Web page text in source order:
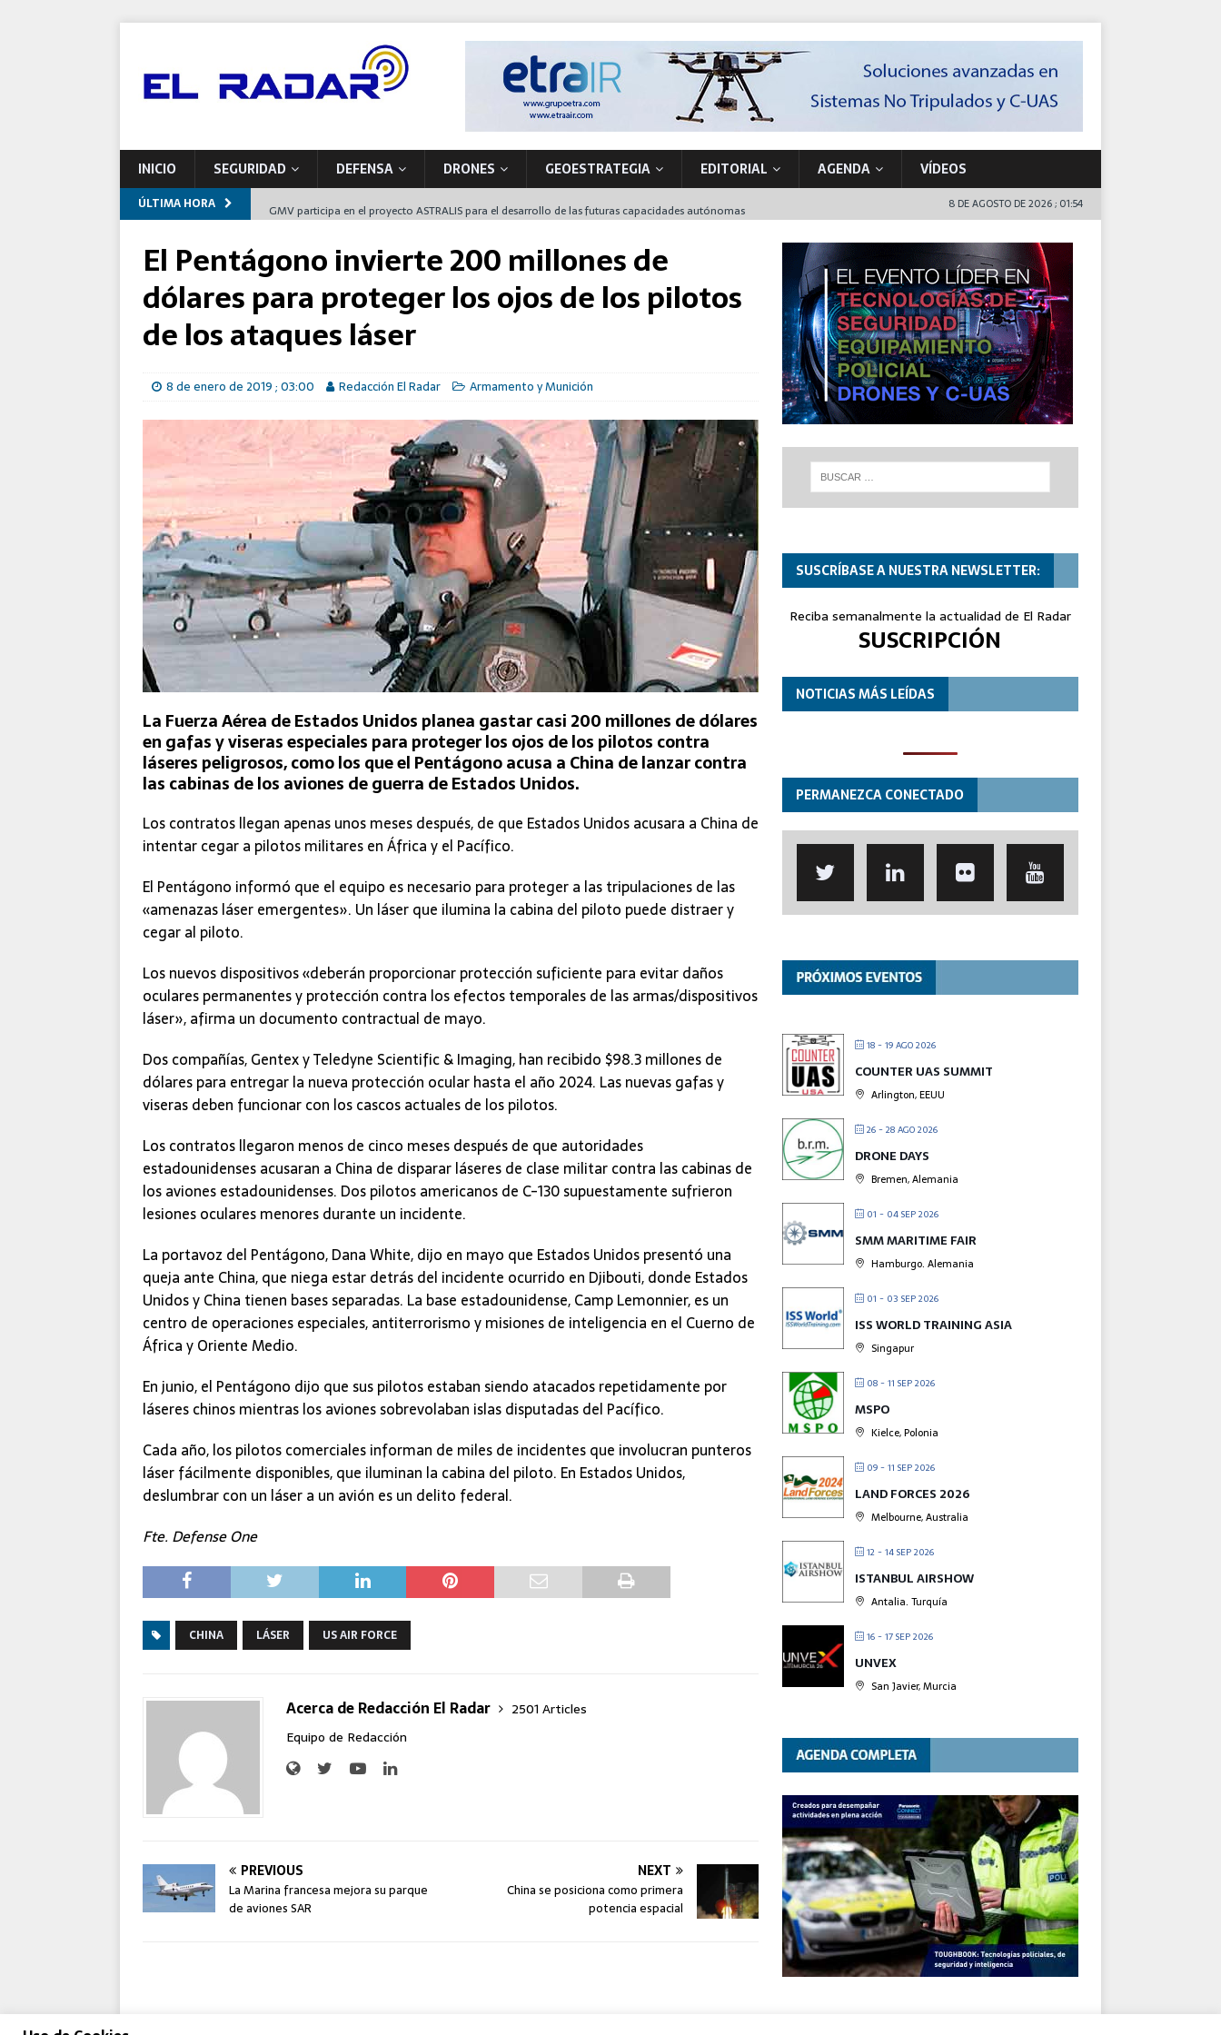
INICIO SEGURIDAD DEFENSA DRONES GEOESTRATEGIA EDITORIAL AGENDA VÍDEOS
ÚLTIMA HORA
GMV participa en el proyecto ASTRALIS para el desarrollo de las futuras capacidades autónomas
Indra impulsa una nueva planta de producción de vehículos militares en A Coruña
Airbus entrega a Francia el primer NH90 para operaciones especiales que también funcionará en
España
programas de modernización
El Destacamento Aéreo Táctico ‘Paznic’ asume el liderazgo en la misión de Policía Aérea
Reforzada de la OTAN
8 DE AGOSTO DE 2026 ; 01:54
El Pentágono invierte 200 millones de
dólares para proteger los ojos de los pilotos
de los ataques láser
8 de enero de 2019 ; 03:00 Redacción El Radar Armamento y Munición
La Fuerza Aérea de Estados Unidos planea gastar casi 200 millones de dólares
en gafas y viseras especiales para proteger los ojos de los pilotos contra
láseres peligrosos, como los que el Pentágono acusa a China de lanzar contra
las cabinas de los aviones de guerra de Estados Unidos.
Los contratos llegan apenas unos meses después, de que Estados Unidos acusara a China de
intentar cegar a pilotos militares en África y el Pacífico.
El Pentágono informó que el equipo es necesario para proteger a las tripulaciones de las
«amenazas láser emergentes». Un láser que ilumina la cabina del piloto puede distraer y
cegar al piloto.
Los nuevos dispositivos «deberán proporcionar protección suficiente para evitar daños
oculares permanentes y protección contra los efectos temporales de las armas/dispositivos
láser», afirma un documento contractual de mayo.
Dos compañías, Gentex y Teledyne Scientific & Imaging, han recibido $98.3 millones de
dólares para entregar la nueva protección ocular hasta el año 2024. Las nuevas gafas y
viseras deben funcionar con los cascos actuales de los pilotos.
Los contratos llegaron menos de cinco meses después de que autoridades
estadounidenses acusaran a China de disparar láseres de clase militar contra las cabinas de
los aviones estadounidenses. Dos pilotos americanos de C-130 supuestamente sufrieron
lesiones oculares menores durante un incidente.
La portavoz del Pentágono, Dana White, dijo en mayo que Estados Unidos presentó una
queja ante China, que niega estar detrás del incidente ocurrido en Djibouti, donde Estados
Unidos y China tienen bases separadas. La base estadounidense, Camp Lemonnier, es un
centro de operaciones especiales, antiterrorismo y misiones de inteligencia en el Cuerno de
África y Oriente Medio.
En junio, el Pentágono dijo que sus pilotos estaban siendo atacados repetidamente por
láseres chinos mientras los aviones sobrevolaban islas disputadas del Pacífico.
Cada año, los pilotos comerciales informan de miles de incidentes que involucran punteros
láser fácilmente disponibles, que iluminan la cabina del piloto. En Estados Unidos,
deslumbrar con un láser a un avión es un delito federal.
Fte. Defense One
CHINA LÁSER US AIR FORCE
Acerca de Redacción El Radar
2501 Articles
Equipo de Redacción
PREVIOUS
La Marina francesa mejora su parque
de aviones SAR
NEXT
China se posiciona como primera
potencia espacial
SUSCRÍBASE A NUESTRA NEWSLETTER:
Reciba semanalmente la actualidad de El Radar
SUSCRIPCIÓN
NOTICIAS MÁS LEÍDAS
PERMANEZCA CONECTADO
18 - 19 AGO 2026
COUNTER UAS SUMMIT
Arlington, EEUU
26 - 28 AGO 2026
DRONE DAYS
Bremen, Alemania
01 - 04 SEP 2026
SMM MARITIME FAIR
Hamburgo. Alemania
01 - 03 SEP 2026
ISS WORLD TRAINING ASIA
Singapur
08 - 11 SEP 2026
MSPO
Kielce, Polonia
09 - 11 SEP 2026
LAND FORCES 2026
Melbourne, Australia
12 - 14 SEP 2026
ISTANBUL AIRSHOW
Antalia. Turquía
16 - 17 SEP 2026
UNVEX
San Javier, Murcia